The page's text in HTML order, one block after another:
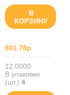
В
КОРЗИНУ
601.78р
12.0000
В упаковке
(шт.)4